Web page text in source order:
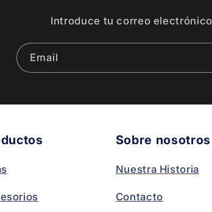
Introduce tu correo electrónico
Email
Sobre nosotros
Nuestra Historia
Contacto